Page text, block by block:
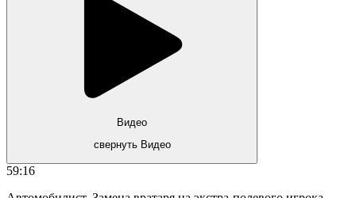
Видео
свернуть Видео
59:16